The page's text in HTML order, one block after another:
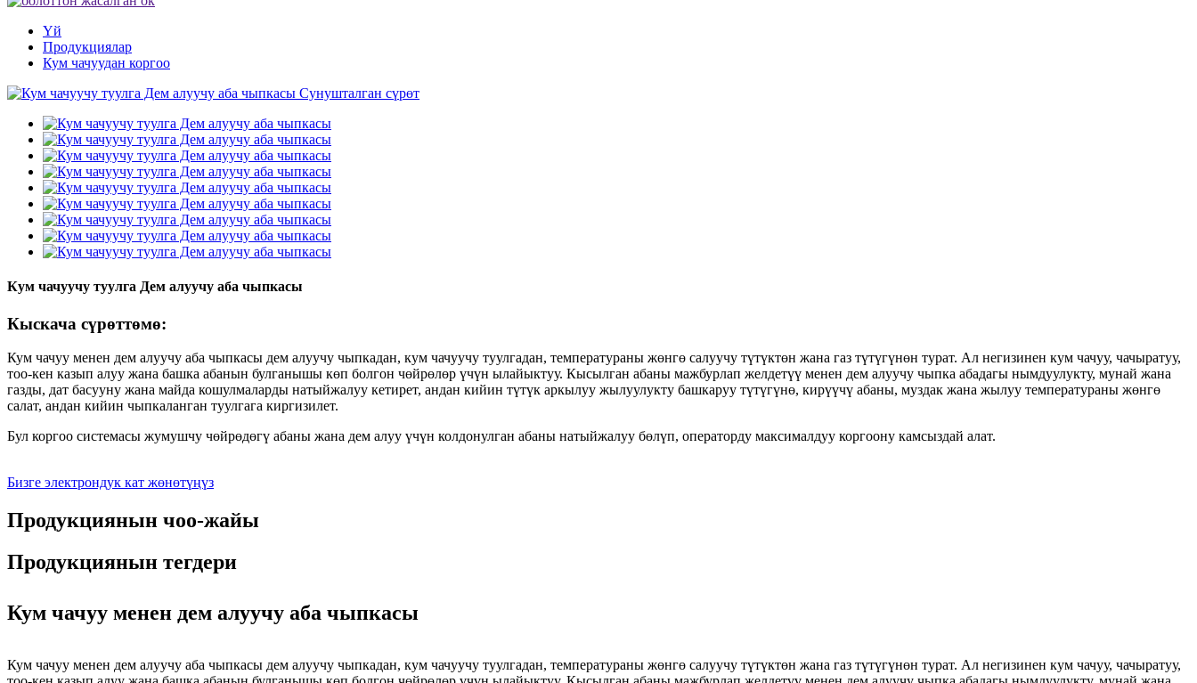
Үй
Продукциялар
Кум чачуудан коргоо
Кум чачуучу туулга Дем алуучу аба чыпкасы
Кыскача сүрөттөмө:
Кум чачуу менен дем алуучу аба чыпкасы дем алуучу чыпкадан, кум чачуучу туулгадан, температураны жөнгө салуучу түтүктөн жана газ түтүгүнөн турат. Ал негизинен кум чачуу, чачыратуу,
тоо-кен казып алуу жана башка абанын булганышы көп болгон чөйрөлөр үчүн ылайыктуу. Кысылган абаны мажбурлап желдетүү менен дем алуучу чыпка абадагы нымдуулукту, мунай жана
газды, дат басууну жана майда кошулмаларды натыйжалуу кетирет, андан кийин түтүк аркылуу жылуулукту башкаруу түтүгүнө, кирүүчү абаны, муздак жана жылуу температураны жөнгө
салат, андан кийин чыпкаланган туулгага киргизилет.
Бул коргоо системасы жумушчу чөйрөдөгү абаны жана дем алуу үчүн колдонулган абаны натыйжалуу бөлүп, операторду максималдуу коргоону камсыздай алат.
Бизге электрондук кат жөнөтүңүз
Продукциянын чоо-жайы
Продукциянын тегдери
Кум чачуу менен дем алуучу аба чыпкасы
Кум чачуу менен дем алуучу аба чыпкасы дем алуучу чыпкадан, кум чачуучу туулгадан, температураны жөнгө салуучу түтүктөн жана газ түтүгүнөн турат. Ал негизинен кум чачуу, чачыратуу,